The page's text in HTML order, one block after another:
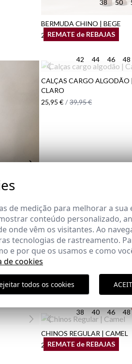
38 50
BERMUDA CHINO | BEGE
29,95 € / 34,95 €
50
REMATE de REBAJAS
42 44 46 48
CALÇAS CARGO ALGODÃO
CLARO
25,95 € / 39,95 €
38 40 46 48
CHINOS REGULAR | CAMEL
29,95 € / 39,95 €
REMATE de REBAJAS
de medição para melhorar a sua
conteúdo personalizado,
onde vêm os visitantes. Ao
tecnologias de rastreamento.
e por que os usamos e como
de cookies
todos os cookies